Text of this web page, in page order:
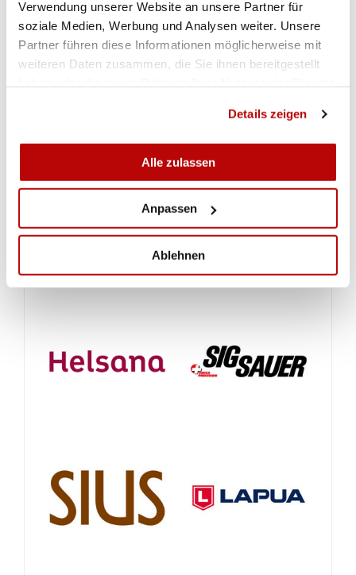
Verwendung unserer Website an unsere Partner für
soziale Medien, Werbung und Analysen weiter. Unsere
Partner führen diese Informationen möglicherweise mit
weiteren Daten zusammen, die Sie ihnen bereitgestellt
Details zeigen
Alle zulassen
Anpassen
Ablehnen
Walter Moor, Schötz, (66).
Hinterlader Freigewehr, 300m, liegend frei
Roland Frei, Würenlos, 70,5; 2. Adi Eichelberger,
Madiswil, 69,2; 3. Herbert Grad, Thal, 67,2; 4.
Walter Moor, Schötz, 65,3; 5. Josef Ruoss,